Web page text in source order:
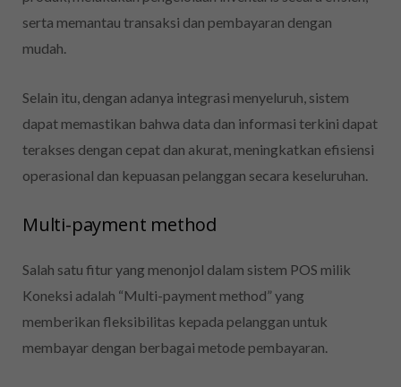
serta memantau transaksi dan pembayaran dengan
mudah.
Selain itu, dengan adanya integrasi menyeluruh, sistem
dapat memastikan bahwa data dan informasi terkini dapat
terakses dengan cepat dan akurat, meningkatkan efisiensi
operasional dan kepuasan pelanggan secara keseluruhan.
Multi-payment method
Salah satu fitur yang menonjol dalam sistem POS milik
Koneksi adalah “Multi-payment method” yang
memberikan fleksibilitas kepada pelanggan untuk
membayar dengan berbagai metode pembayaran.